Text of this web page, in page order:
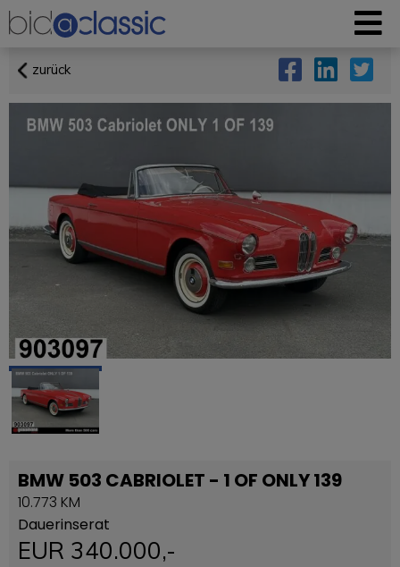
zurück
BMW 503 CABRIOLET - 1 OF ONLY 139
10.773 KM
Dauerinserat
EUR 340.000,-